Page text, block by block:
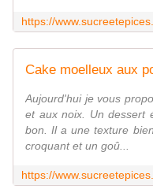
Aujourd'hui je vous
et aux noix. Un dessert
bon. Il a une texture
croquant et un goû...